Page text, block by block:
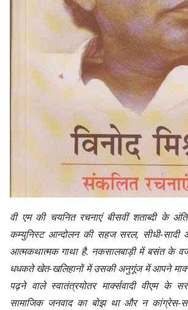
वी एम की चयनित रचनाएं बीसवीं शताब्दी के
कम्युनिस्ट आन्दोलन की सहज सरल, सीधी-
आत्मकथात्मक गाथा है. नकसालबाड़ी में बसंत के
धधकते खेत-खलिहानों में उसकी अनुगूंज में आपने
पढ़ने वाले स्वातंत्रयोतर मार्क्सवादी वीएम के
सामाजिक जनवाद का बोझ था और न कांग्रेस-